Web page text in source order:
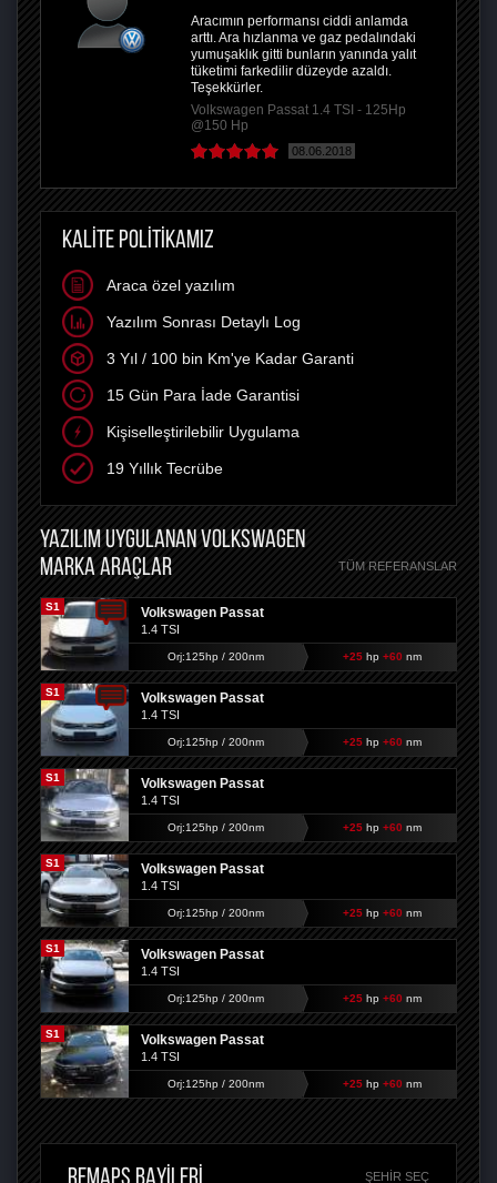
Aracımın performansı ciddi anlamda
arttı. Ara hızlanma ve gaz pedalındaki
yumuşaklık gitti bunların yanında yalıt
tüketimi farkedilir düzeyde azaldı.
Teşekkürler.
Volkswagen Passat 1.4 TSI - 125Hp
@150 Hp
08.06.2018
KALİTE POLİTİKAMIZ
Araca özel yazılım
Yazılım Sonrası Detaylı Log
3 Yıl / 100 bin Km'ye Kadar Garanti
15 Gün Para İade Garantisi
Kişiselleştirilebilir Uygulama
19 Yıllık Tecrübe
YAZILIM UYGULANAN VOLKSWAGEN
MARKA ARAÇLAR
TÜM REFERANSLAR
S1 Volkswagen Passat
1.4 TSI
Orj:125hp / 200nm +25hp +60 nm
S1 Volkswagen Passat
1.4 TSI
Orj:125hp / 200nm +25hp +60 nm
S1 Volkswagen Passat
1.4 TSI
Orj:125hp / 200nm +25hp +60 nm
S1 Volkswagen Passat
1.4 TSI
Orj:125hp / 200nm +25hp +60 nm
S1 Volkswagen Passat
1.4 TSI
Orj:125hp / 200nm +25hp +60 nm
S1 Volkswagen Passat
1.4 TSI
Orj:125hp / 200nm +25hp +60 nm
REMAPS BAYİLERİ ŞEHIR SEÇ